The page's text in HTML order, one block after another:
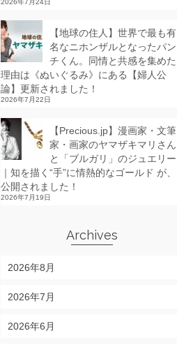
2026年7月24日
【地球の住人】世界で最も有
名なニホンザルとなったパン
チくん。同情と共感を集めた
理由は《ぬいぐるみ》にある【婦人公
論】更新されました！
2026年7月22日
【Precious.jp】漫画家・文筆
家・画家のヤマザキマリさん
と「ブルガリ」のジュエリー
｜知を描く“手”に情熱的なゴールド が、
公開されました！
2026年7月19日
Archives
2026年8月
2026年7月
2026年6月